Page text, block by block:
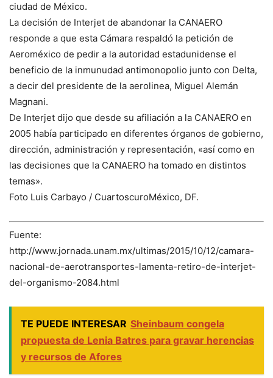
ciudad de México.
La decisión de Interjet de abandonar la CANAERO
responde a que esta Cámara respaldó la petición de
Aeroméxico de pedir a la autoridad estadunidense el
beneficio de la inmunudad antimonopolio junto con Delta,
a decir del presidente de la aerolinea, Miguel Alemán
Magnani.
De Interjet dijo que desde su afiliación a la CANAERO en
2005 había participado en diferentes órganos de gobierno,
dirección, administración y representación, «así como en
las decisiones que la CANAERO ha tomado en distintos
temas».
Foto Luis Carbayo / CuartoscuroMéxico, DF.
Fuente:
http://www.jornada.unam.mx/ultimas/2015/10/12/camara-
nacional-de-aerotransportes-lamenta-retiro-de-interjet-
del-organismo-2084.html
TE PUEDE INTERESAR Sheinbaum congela
propuesta de Lenia Batres para gravar herencias
y recursos de Afores